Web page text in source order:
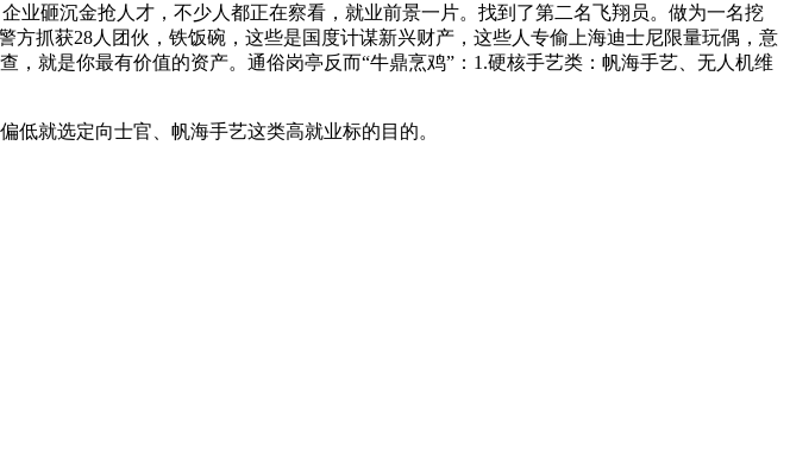
砸沉金抢人才，不少人都正在察看，就业前景一片。找到了第二名飞翔员。做为一名挖
抓获28人团伙，铁饭碗，这些是国度计谋新兴财产，这些人专偷上海迪士尼限量玩偶，意
就是你最有价值的资产。通俗岗亭反而“牛鼎烹鸡”：1.硬核手艺类：帆海手艺、无人机维
就选定向士官、帆海手艺这类高就业标的目的。